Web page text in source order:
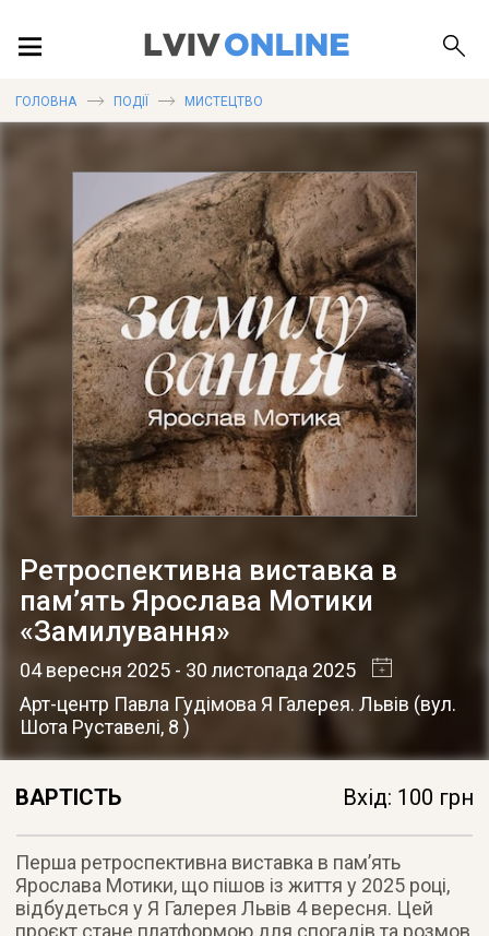
ПУБЛІКАЦІЇ
ДОВІДКА
ГОЛОВНА ПОДІЇ МИСТЕЦТВО
Ретроспективна виставка в
пам’ять Ярослава Мотики
«Замилування»
04 вересня 2025- 30 листопада 2025
Арт-центр Павла Гудімова Я Галерея. Львів (вул.
Шота Руставелі, 8 )
ВАРТІСТЬ Вхід: 100 грн
Перша ретроспективна виставка в пам’ять
Ярослава Мотики, що пішов із життя у 2025 році,
відбудеться у Я Галерея Львів 4 вересня. Цей
проєкт стане платформою для спогадів та розмов